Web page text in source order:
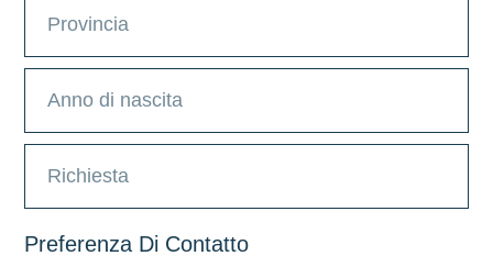
Preferenza Di Contatto